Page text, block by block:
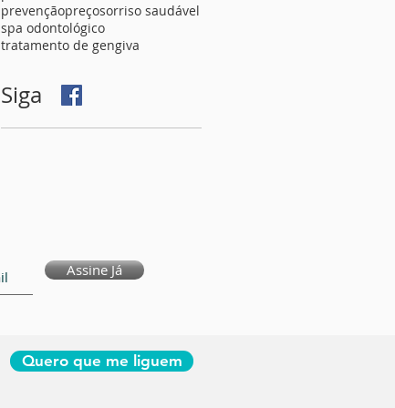
prevençãopreçosorriso saudável
spa odontológico
tratamento de gengiva
Siga
Assine Já
Quero que me liguem